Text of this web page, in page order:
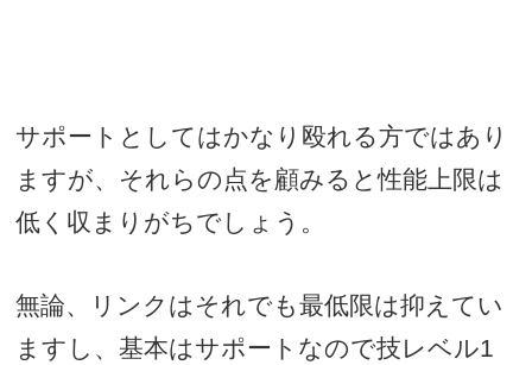
サポートとしてはかなり殴れる方ではあり
ますが、それらの点を顧みると性能上限は
低く収まりがちでしょう。
無論、リンクはそれでも最低限は抑えてい
ますし、基本はサポートなので技レベル1